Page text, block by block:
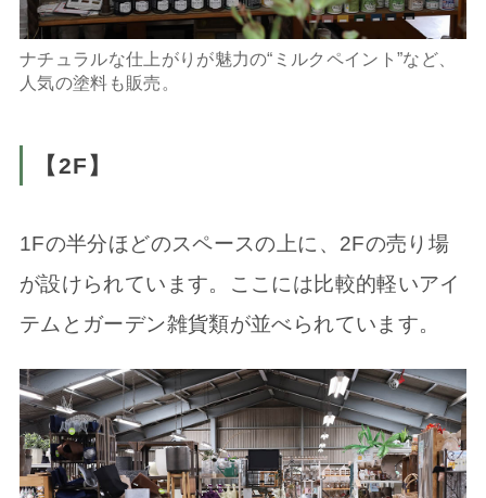
ナチュラルな仕上がりが魅力の“ミルクペイント”など、
人気の塗料も販売。
【2F】
1Fの半分ほどのスペースの上に、2Fの売り場
が設けられています。ここには比較的軽いアイ
テムとガーデン雑貨類が並べられています。